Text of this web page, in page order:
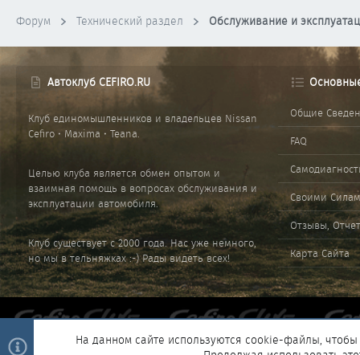
Форум Технический раздел Обслуживание и
Автоклуб CEFIRO.RU
Клуб единомышленников и владельцев Nissan
Cefiro • Maxima • Teana.
Целью клуба является обмен опытом и
взаимная помощь в вопросах обслуживания и
эксплуатации автомобиля.
Клуб существует с 2000 года. Нас уже немного,
но мы в тельняжках :-) Рады видеть всех!
Общие
FAQ
Своими
Отзывы,
Карта Сайта
На данном сайте используются cookie-файлы, чтобы